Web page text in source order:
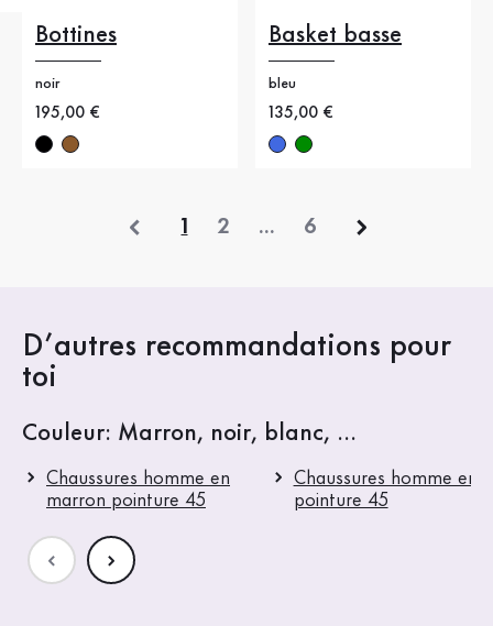
Bottines
noir
Nouveau prix
195,00 €
Basket basse
bleu
Nouveau prix
135,00 €
1 2 ... 6
D’autres recommandations pour
toi
Couleur: Marron, noir, blanc, ...
Chaussures homme en
marron pointure 45
Chaussures homme en
pointure 45